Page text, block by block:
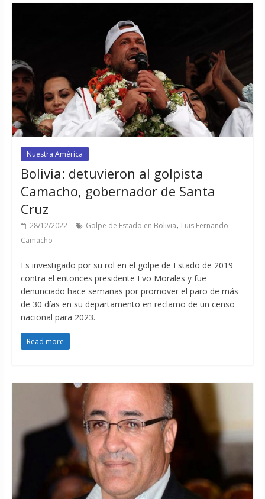
Nuestra América
Bolivia: detuvieron al golpista
Camacho, gobernador de Santa
Cruz
28/12/2022 Golpe de Estado en Bolivia, Luis Fernando
Camacho
Es investigado por su rol en el golpe de Estado de 2019
contra el entonces presidente Evo Morales y fue
denunciado hace semanas por promover el paro de más
de 30 días en su departamento en reclamo de un censo
nacional para 2023.
Read more